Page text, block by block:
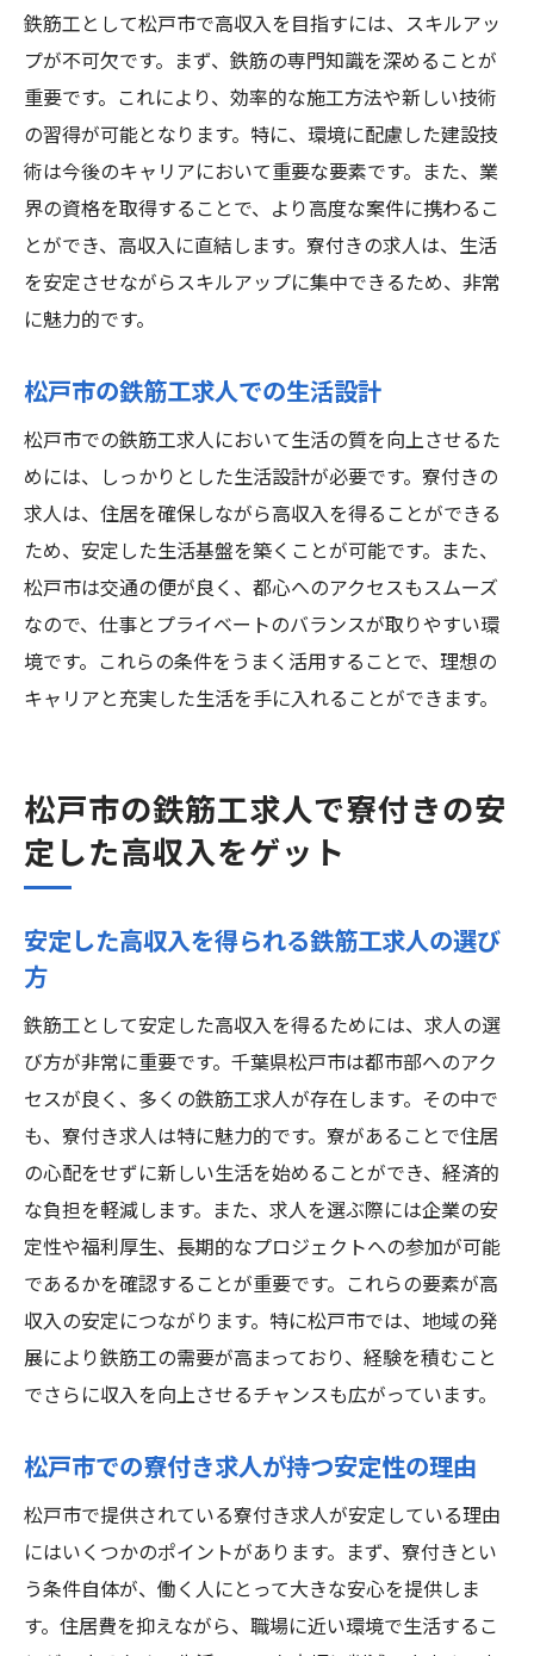
鉄筋工として松戸市で高収入を目指すには、スキルアッ
プが不可欠です。まず、鉄筋の専門知識を深めることが
重要です。これにより、効率的な施工方法や新しい技術
の習得が可能となります。特に、環境に配慮した建設技
術は今後のキャリアにおいて重要な要素です。また、業
界の資格を取得することで、より高度な案件に携わるこ
とができ、高収入に直結します。寮付きの求人は、生活
を安定させながらスキルアップに集中できるため、非常
に魅力的です。
松戸市の鉄筋工求人での生活設計
松戸市での鉄筋工求人において生活の質を向上させるた
めには、しっかりとした生活設計が必要です。寮付きの
求人は、住居を確保しながら高収入を得ることができる
ため、安定した生活基盤を築くことが可能です。また、
松戸市は交通の便が良く、都心へのアクセスもスムーズ
なので、仕事とプライベートのバランスが取りやすい環
境です。これらの条件をうまく活用することで、理想の
キャリアと充実した生活を手に入れることができます。
松戸市の鉄筋工求人で寮付きの安
定した高収入をゲット
安定した高収入を得られる鉄筋工求人の選び
方
鉄筋工として安定した高収入を得るためには、求人の選
び方が非常に重要です。千葉県松戸市は都市部へのアク
セスが良く、多くの鉄筋工求人が存在します。その中で
も、寮付き求人は特に魅力的です。寮があることで住居
の心配をせずに新しい生活を始めることができ、経済的
な負担を軽減します。また、求人を選ぶ際には企業の安
定性や福利厚生、長期的なプロジェクトへの参加が可能
であるかを確認することが重要です。これらの要素が高
収入の安定につながります。特に松戸市では、地域の発
展により鉄筋工の需要が高まっており、経験を積むこと
でさらに収入を向上させるチャンスも広がっています。
松戸市での寮付き求人が持つ安定性の理由
松戸市で提供されている寮付き求人が安定している理由
にはいくつかのポイントがあります。まず、寮付きとい
う条件自体が、働く人にとって大きな安心を提供しま
す。住居費を抑えながら、職場に近い環境で生活するこ